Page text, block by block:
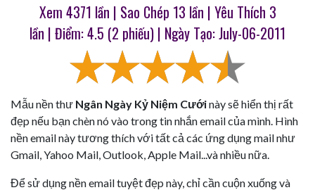
Xem 4371 lần | Sao Chép 13 lần | Yêu Thích 3
lần | Điểm:4.5 (2 phiếu) | Ngày Tạo: July-06-2011
Mẫu nền thư Ngân Ngày Kỷ Niệm Cướinày sẽ hiển thị rất
đẹp nếu bạn chèn nó vào trong tin nhắn email của mình. Hình
nền email này tương thích với tất cả các ứng dụng mail như
Gmail, Yahoo Mail, Outlook, Apple Mail...và nhiều nữa.
Để sử dụng nền email tuyệt đẹp này, chỉ cần cuộn xuống và